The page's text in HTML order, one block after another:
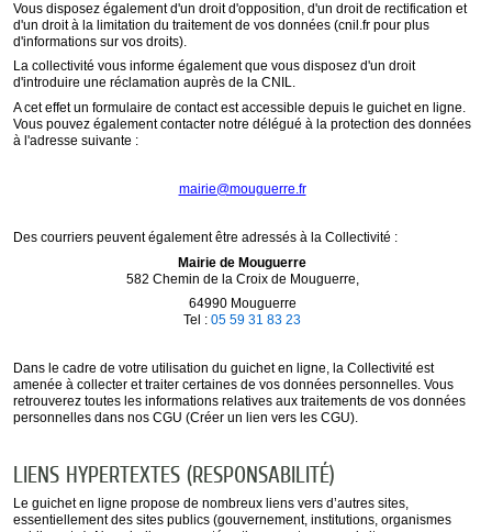
Vous disposez également d'un droit d'opposition, d'un droit de rectification et
d'un droit à la limitation du traitement de vos données (cnil.fr pour plus
d'informations sur vos droits).
La collectivité vous informe également que vous disposez d'un droit
d'introduire une réclamation auprès de la CNIL.
A cet effet un formulaire de contact est accessible depuis le guichet en ligne.
Vous pouvez également contacter notre délégué à la protection des données
à l'adresse suivante :
mairie@mouguerre.fr
Des courriers peuvent également être adressés à la Collectivité :
Mairie de Mouguerre
582 Chemin de la Croix de Mouguerre,
64990 Mouguerre
Tel : 05 59 31 83 23
Dans le cadre de votre utilisation du guichet en ligne, la Collectivité est
amenée à collecter et traiter certaines de vos données personnelles. Vous
retrouverez toutes les informations relatives aux traitements de vos données
personnelles dans nos CGU (Créer un lien vers les CGU).
LIENS HYPERTEXTES (RESPONSABILITÉ)
Le guichet en ligne propose de nombreux liens vers d’autres sites,
essentiellement des sites publics (gouvernement, institutions, organismes